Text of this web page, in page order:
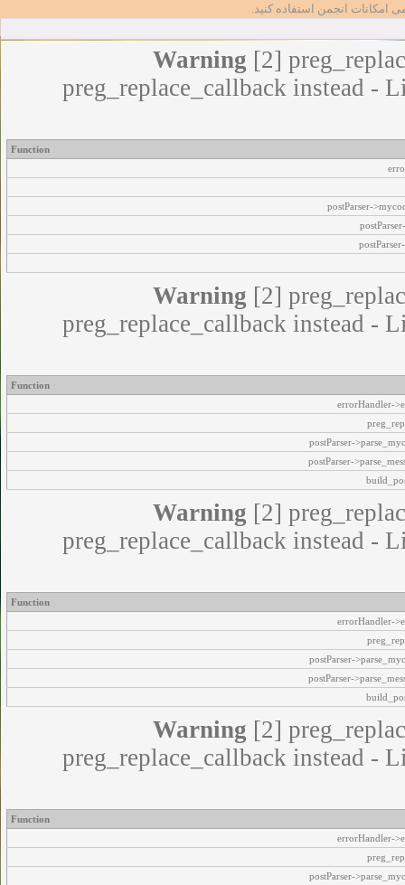
امکانات انجمن استفاده کنید.
Warning [2]
preg_replace_callback instead -
Function
postParser-
Warning [2]
preg_replace_callback instead -
Function
errorHandler-
postParser-
postParser-
Warning [2]
preg_replace_callback instead -
Function
errorHandler-
postParser-
postParser-
Warning [2]
preg_replace_callback instead -
Function
errorHandler-
postParser-